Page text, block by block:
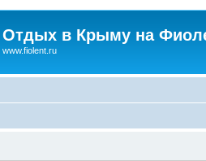
Отдых в Крыму на
www.fiolent.ru